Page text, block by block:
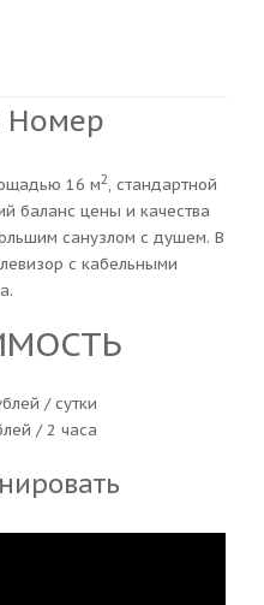
Номер
16 м2, стандартной
баланс цены и качества
санузлом с душем. В
с кабельными
/ сутки
/ 2 часа